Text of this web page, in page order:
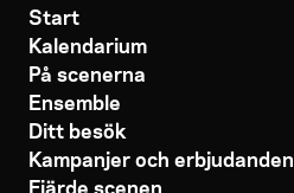
Start
Kalendarium
På scenerna
Ensemble
Ditt besök
Kampanjer och erbjudanden
Fjärde scenen